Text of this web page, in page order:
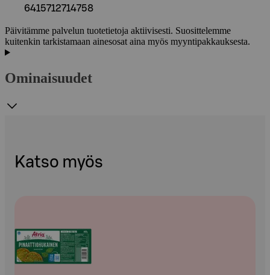
6415712714758
Päivitämme palvelun tuotetietoja aktiivisesti. Suosittelemme
kuitenkin tarkistamaan ainesosat aina myös myyntipakkauksesta.
Ominaisuudet
Katso myös